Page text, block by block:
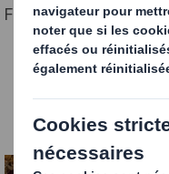
Flexographie).